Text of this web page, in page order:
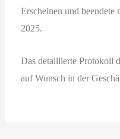
Erscheinen und
2025.
Das detaillierte Protokoll
auf Wunsch in der